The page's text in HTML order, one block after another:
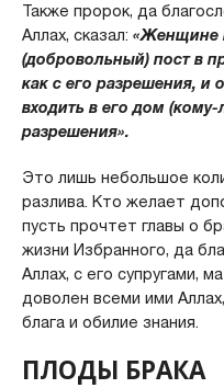
Также пророк, да
Аллах, сказал: «Женщине
(добровольный) пост в
как с его разрешения, и
входить в его дом
разрешения».
Это лишь небольшое
разлива. Кто желает
пусть прочтет главы о
жизни Избранного, да
Аллах, с его супругами,
доволен всеми ими
блага и обилие знания.
ПЛОДЫ БРАКА